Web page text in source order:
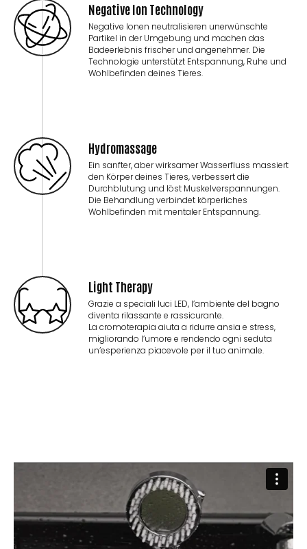
Negative Ion Technology
Negative Ionen neutralisieren unerwünschte
Partikel in der Umgebung und machen das
Badeerlebnis frischer und angenehmer. Die
Technologie unterstützt Entspannung, Ruhe und
Wohlbefinden deines Tieres.
Hydromassage
Ein sanfter, aber wirksamer Wasserfluss massiert
den Körper deines Tieres, verbessert die
Durchblutung und löst Muskelverspannungen.
Die Behandlung verbindet körperliches
Wohlbefinden mit mentaler Entspannung.
Light Therapy
Grazie a speciali luci LED, l’ambiente del bagno
diventa rilassante e rassicurante.
La cromoterapia aiuta a ridurre ansia e stress,
migliorando l’umore e rendendo ogni seduta
un’esperienza piacevole per il tuo animale.